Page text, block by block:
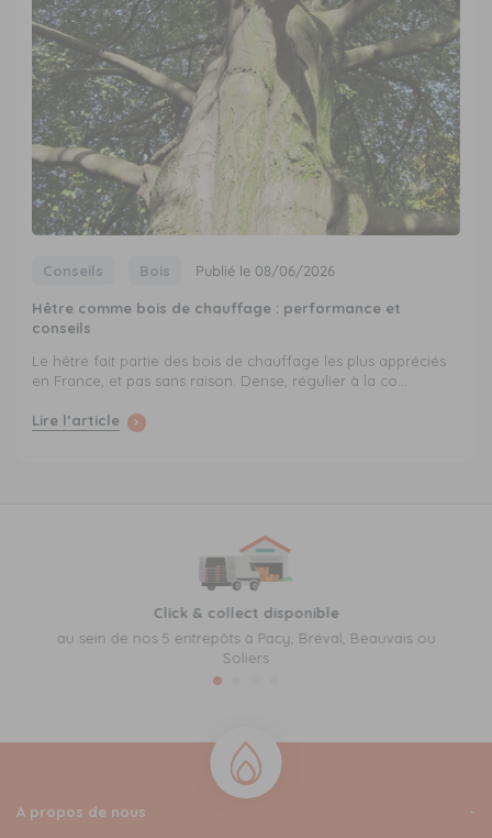
Conseils Bois Publié le 08/06/2026
Hêtre comme bois de chauffage : performance et
conseils
Le hêtre fait partie des bois de chauffage les plus appréciés
en France, et pas sans raison. Dense, régulier à la co...
Lire l’article
Click & collect disponible
au sein de nos 5 entrepôts à Pacy, Bréval, Beauvais ou
Soliers
A propos de nous